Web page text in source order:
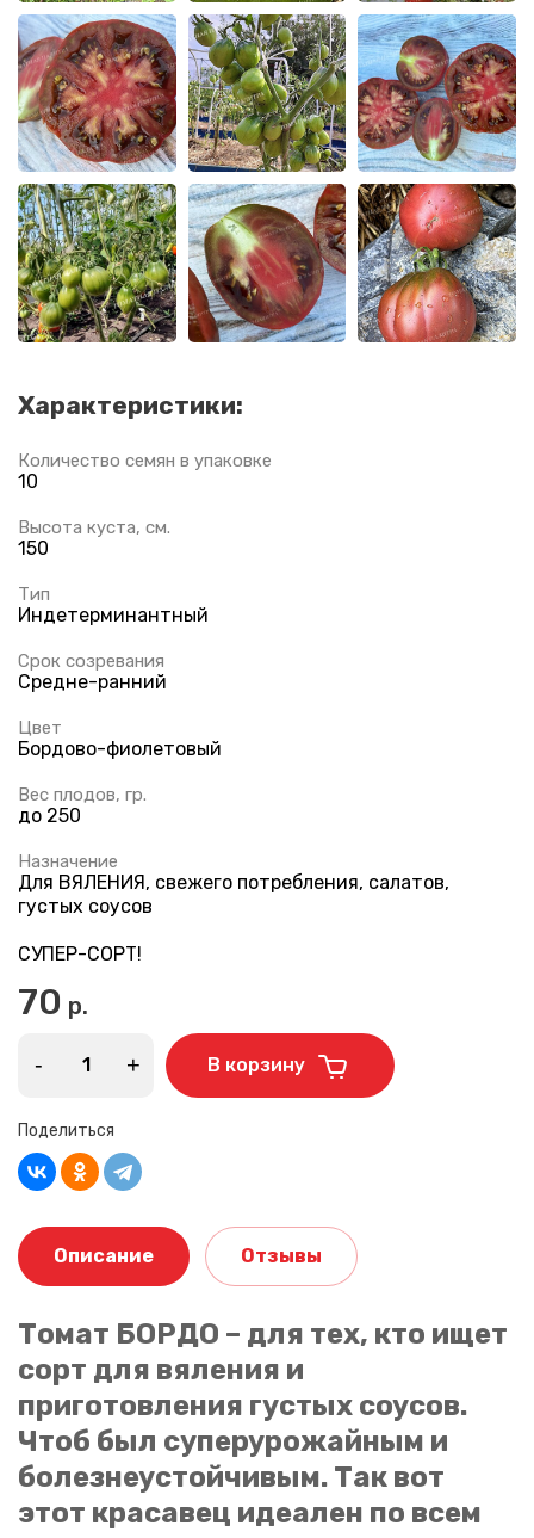
Характеристики:
Количество семян в упаковке
10
Высота куста, см.
150
Тип
Индетерминантный
Срок созревания
Средне-ранний
Цвет
Бордово-фиолетовый
Вес плодов, гр.
до 250
Назначение
Для ВЯЛЕНИЯ, свежего потребления, салатов,
густых соусов
СУПЕР-СОРТ!
70 р.
- + В корзину
Поделиться
Описание Отзывы
Томат БОРДО – для тех, кто ищет
сорт для вяления и
приготовления густых соусов.
Чтоб был суперурожайным и
болезнеустойчивым. Так вот
этот красавец идеален по всем
Ваше имя
Ваш отзыв